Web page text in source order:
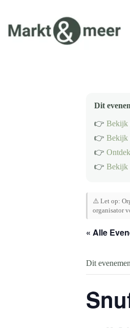
inhoud
Dit
👉 Bekijk
👉 Bekijk
👉
👉 Bekijk
⚠️ Let op:
organisator
« Alle
Dit